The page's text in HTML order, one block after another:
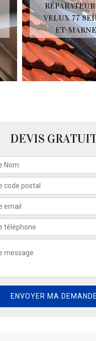
VELUX 77
ET-MARNE
DEVIS